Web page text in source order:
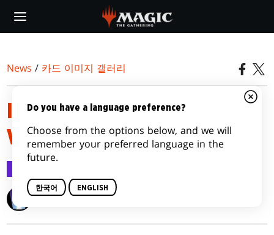
main
News / 카드 이미지 갤러리
IKORIA: LAIR OF BEHEMOTHS
VARIANTS
Wizards of the Coast
Do you have a language preference?
Choose from the options below, and we will
remember your preferred language in the
future.
한국어 ENGLISH